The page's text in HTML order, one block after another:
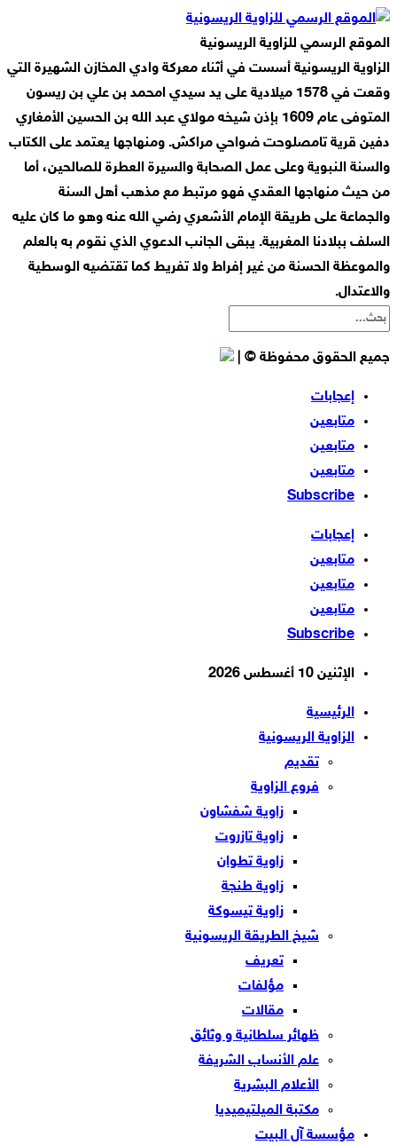
الموقع الرسمي للزاوية الريسونية
الزاوية الريسونية أسست في أثناء معركة وادي المخازن الشهيرة التي
وقعت في 1578 ميلادية على يد سيدي امحمد بن علي بن ريسون
المتوفى عام 1609 بإذن شيخه مولاي عبد الله بن الحسين الأمغاري
دفين قرية تامصلوحت ضواحي مراكش. ومنهاجها يعتمد على الكتاب
والسنة النبوية وعلى عمل الصحابة والسيرة العطرة للصالحين، أما
من حيث منهاجها العقدي فهو مرتبط مع مذهب أهل السنة
والجماعة على طريقة الإمام الأشعري رضي الله عنه وهو ما كان عليه
السلف ببلادنا المغربية. يبقى الجانب الدعوي الذي نقوم به بالعلم
والموعظة الحسنة من غير إفراط ولا تفريط كما تقتضيه الوسطية
والاعتدال.
جميع الحقوق محفوظة © |
إعجابات
متابعين
متابعين
متابعين
Subscribe
إعجابات
متابعين
متابعين
متابعين
Subscribe
الإثنين 10 أغسطس 2026
الرئيسية
الزاوية الريسونية
تقديم
فروع الزاوية
زاوية شفشاون
زاوية تازروت
زاوية تطوان
زاوية طنجة
زاوية تيسوكة
شيخ الطريقة الريسونية
تعريف
مؤلفات
مقالات
ظهائر سلطانية و وثائق
علم الأنساب الشريفة
الأعلام البشرية
مكتبة الميلتيميديا
مؤسسة آل البيت